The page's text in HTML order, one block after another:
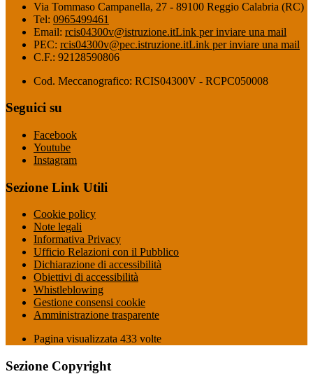
Via Tommaso Campanella, 27 - 89100 Reggio Calabria (RC)
Tel: 0965499461
Email: rcis04300v@istruzione.itLink per inviare una mail
PEC: rcis04300v@pec.istruzione.itLink per inviare una mail
C.F.: 92128590806
Cod. Meccanografico: RCIS04300V - RCPC050008
Seguici su
Facebook
Youtube
Instagram
Sezione Link Utili
Cookie policy
Note legali
Informativa Privacy
Ufficio Relazioni con il Pubblico
Dichiarazione di accessibilità
Obiettivi di accessibilità
Whistleblowing
Gestione consensi cookie
Amministrazione trasparente
Pagina visualizzata 433 volte
Sezione Copyright